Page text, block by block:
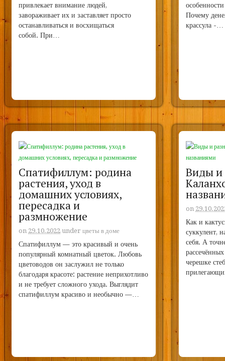
привлекает внимание людей,
завораживает их и заставляет просто
останавливаться и восхищаться
собой. При…
Почему
крассула -…
Спатифиллум: родина
растения, уход в
домашних условиях,
пересадка и
размножение
on 29.10.2022 underцветы в доме
Спатифиллум — это красивый и очень
популярный комнатный цветок. Любовь
цветоводов он заслужил не только
благодаря красоте: растение неприхотливо
и не требует сложного ухода. Выглядит
спатифиллум красиво и необычно —…
Виды и
on
Как и
суккулент,
себя. А
черешке